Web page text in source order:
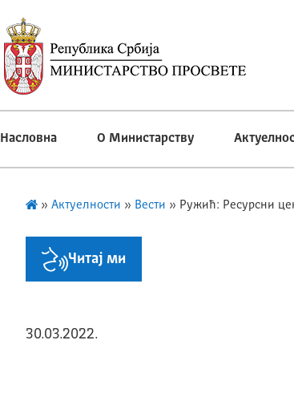
Насловна О Министарству
» Актуелности » Вести » Ружић: Ресурсни
Читај ми
30.03.2022.